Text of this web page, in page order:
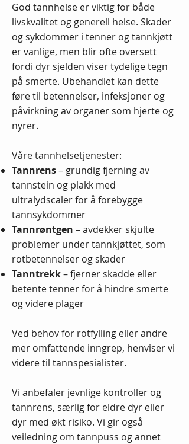
God tannhelse er viktig for både
livskvalitet og generell helse. Skader
og sykdommer i tenner og tannkjøtt
er vanlige, men blir ofte oversett
fordi dyr sjelden viser tydelige tegn
på smerte. Ubehandlet kan dette
føre til betennelser, infeksjoner og
påvirkning av organer som hjerte og
nyrer.
Våre tannhelsetjenester:
Tannrens– grundig fjerning av
tannstein og plakk med
ultralydscaler for å forebygge
tannsykdommer
Tannrøntgen – avdekker skjulte
problemer under tannkjøttet, som
rotbetennelser og skader
Tanntrekk– fjerner skadde eller
betente tenner for å hindre smerte
og videre plager
Ved behov for rotfylling eller andre
mer omfattende inngrep, henviser vi
videre til tannspesialister.
Vi anbefaler jevnlige kontroller og
tannrens, særlig for eldre dyr eller
dyr med økt risiko. Vi gir også
veiledning om tannpuss og annet